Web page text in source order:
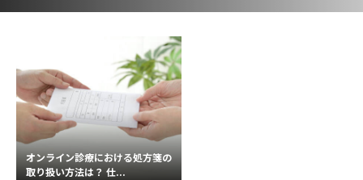
オンライン診療における処方箋の
取り扱い方法は？ 仕...